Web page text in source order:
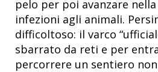
pelo per poi avanzare
infezioni agli animali.
difficoltoso: il varco
sbarrato da reti e per
percorrere un sentiero